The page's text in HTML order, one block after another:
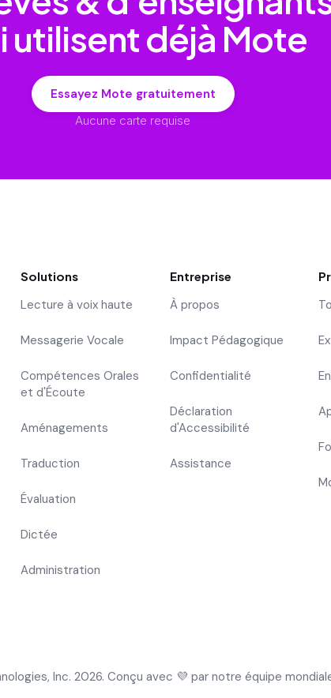
utilisent déjà Mote
Essayez Mote gratuitement
Aucune carte requise
Solutions
Lecture à voix haute
Messagerie Vocale
Compétences Orales
et d'Écoute
Aménagements
Traduction
Évaluation
Dictée
Administration
Entreprise
À propos
Impact Pédagogique
Confidentialité
Déclaration
d'Accessibilité
Assistance
Inc. 2026. Conçu avec 💜 par notre équipe